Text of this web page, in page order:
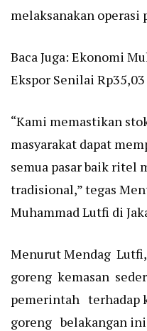
melaksanakan operasi
Baca Juga: Ekonomi
Ekspor Senilai
“Kami memastikan
masyarakat dapat
semua pasar baik ritel
tradisional,” tegas
Muhammad Lutfi di
Menurut Mendag
goreng kemasan
pemerintah
goreng belakangan